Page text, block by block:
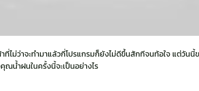
ว่าจะทำมาแล้วกี่โปรแกรมก็ยังไม่ดีขึ้นสักทีจนท้อใจ แต่วันนี้
น้ำฝนในครั้งนี้จะเป็นอย่างไร